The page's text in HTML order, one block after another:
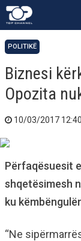
POLITIKË
Biznesi
Opozita
10/03/2017 12:40
Përfaqësuesit
shqetësimesh
ku
“Ne